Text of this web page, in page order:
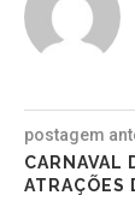
postagem
CARNAVAL
ATRAÇÕES